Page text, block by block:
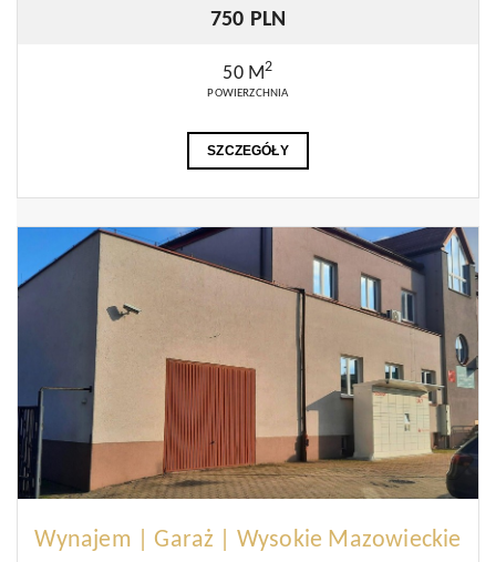
750 PLN
50 M2
POWIERZCHNIA
SZCZEGÓŁY
Wynajem | Garaż | Wysokie Mazowieckie